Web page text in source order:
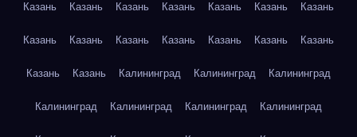
Казань Казань Казань Казань Казань Казань Казань
Казань Казань Казань Казань Казань Казань Казань
Казань Казань Калининград Калининград Калининград
Калининград Калининград Калининград Калининград